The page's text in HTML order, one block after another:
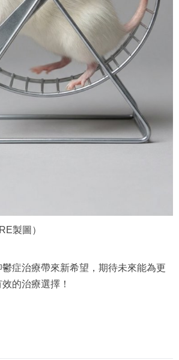
製圖）
症治療帶來新希望，期待未來能為更
的治療選擇！